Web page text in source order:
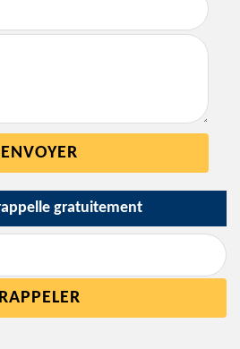
gratuitement